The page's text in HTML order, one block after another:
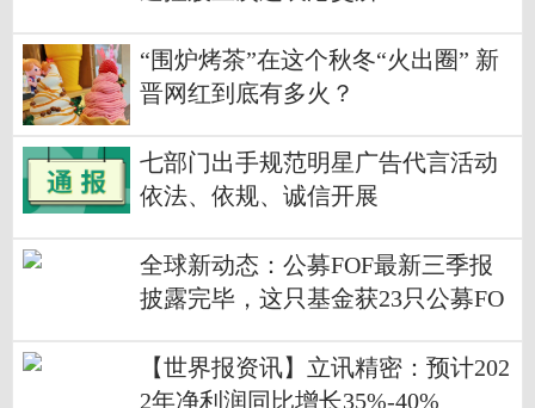
“围炉烤茶”在这个秋冬“火出圈” 新
晋网红到底有多火？
七部门出手规范明星广告代言活动
依法、依规、诚信开展
全球新动态：公募FOF最新三季报
披露完毕，这只基金获23只公募FO
【世界报资讯】立讯精密：预计202
2年净利润同比增长35%-40%